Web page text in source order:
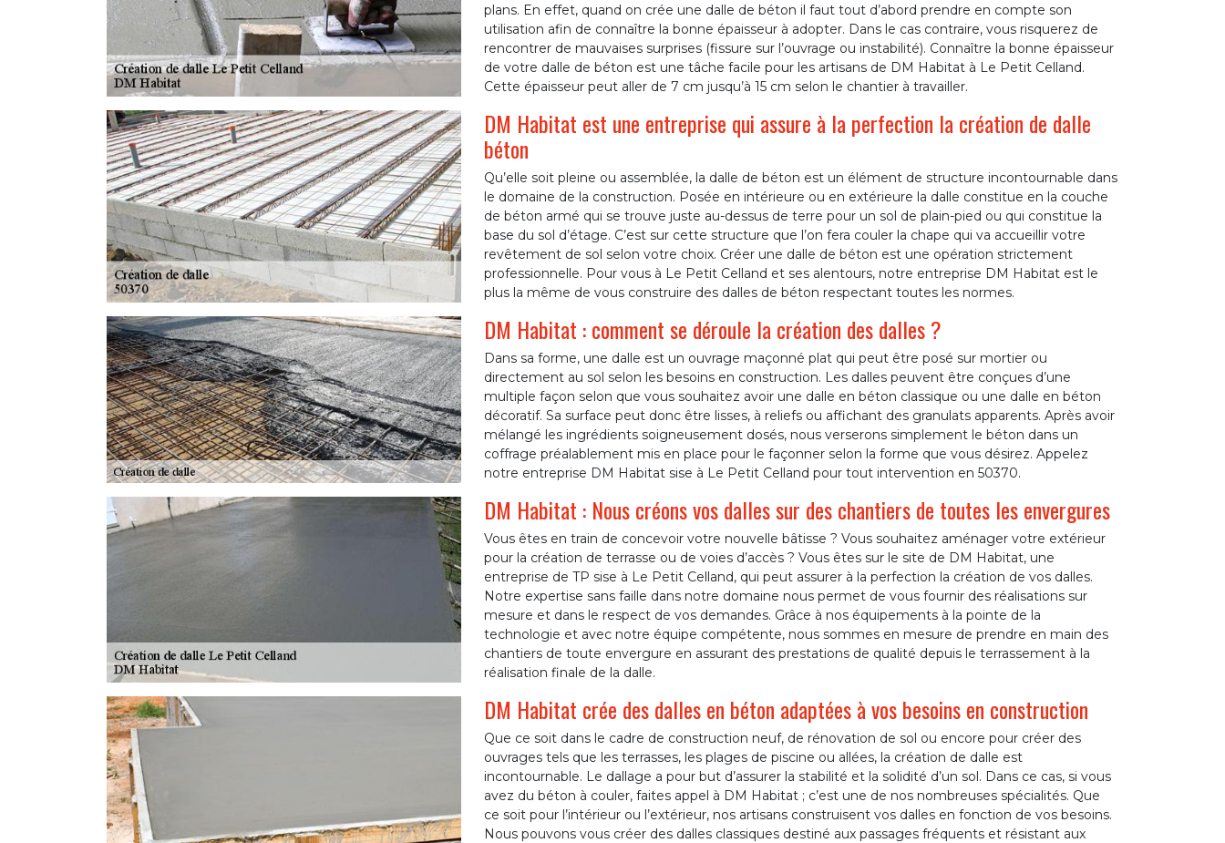
plans. En effet, quand on crée une dalle de béton il faut tout d’abord prendre en compte son
utilisation afin de connaître la bonne épaisseur à adopter. Dans le cas contraire, vous risquerez de
rencontrer de mauvaises surprises (fissure sur l’ouvrage ou instabilité). Connaître la bonne épaisseur
de votre dalle de béton est une tâche facile pour les artisans de DM Habitat à Le Petit Celland.
Cette épaisseur peut aller de 7 cm jusqu’à 15 cm selon le chantier à travailler.
DM Habitat est une entreprise qui assure à la perfection la création de dalle
béton
Qu’elle soit pleine ou assemblée, la dalle de béton est un élément de structure incontournable dans
le domaine de la construction. Posée en intérieure ou en extérieure la dalle constitue en la couche
de béton armé qui se trouve juste au-dessus de terre pour un sol de plain-pied ou qui constitue la
base du sol d’étage. C’est sur cette structure que l’on fera couler la chape qui va accueillir votre
revêtement de sol selon votre choix. Créer une dalle de béton est une opération strictement
professionnelle. Pour vous à Le Petit Celland et ses alentours, notre entreprise DM Habitat est le
plus la même de vous construire des dalles de béton respectant toutes les normes.
DM Habitat : comment se déroule la création des dalles ?
Dans sa forme, une dalle est un ouvrage maçonné plat qui peut être posé sur mortier ou
directement au sol selon les besoins en construction. Les dalles peuvent être conçues d’une
multiple façon selon que vous souhaitez avoir une dalle en béton classique ou une dalle en béton
décoratif. Sa surface peut donc être lisses, à reliefs ou affichant des granulats apparents. Après avoir
mélangé les ingrédients soigneusement dosés, nous verserons simplement le béton dans un
coffrage préalablement mis en place pour le façonner selon la forme que vous désirez. Appelez
notre entreprise DM Habitat sise à Le Petit Celland pour tout intervention en 50370.
DM Habitat : Nous créons vos dalles sur des chantiers de toutes les envergures
Vous êtes en train de concevoir votre nouvelle bâtisse ? Vous souhaitez aménager votre extérieur
pour la création de terrasse ou de voies d’accès ? Vous êtes sur le site de DM Habitat, une
entreprise de TP sise à Le Petit Celland, qui peut assurer à la perfection la création de vos dalles.
Notre expertise sans faille dans notre domaine nous permet de vous fournir des réalisations sur
mesure et dans le respect de vos demandes. Grâce à nos équipements à la pointe de la
technologie et avec notre équipe compétente, nous sommes en mesure de prendre en main des
chantiers de toute envergure en assurant des prestations de qualité depuis le terrassement à la
réalisation finale de la dalle.
DM Habitat crée des dalles en béton adaptées à vos besoins en construction
Que ce soit dans le cadre de construction neuf, de rénovation de sol ou encore pour créer des
ouvrages tels que les terrasses, les plages de piscine ou allées, la création de dalle est
incontournable. Le dallage a pour but d’assurer la stabilité et la solidité d’un sol. Dans ce cas, si vous
avez du béton à couler, faites appel à DM Habitat ; c’est une de nos nombreuses spécialités. Que
ce soit pour l’intérieur ou l’extérieur, nos artisans construisent vos dalles en fonction de vos besoins.
Nous pouvons vous créer des dalles classiques destiné aux passages fréquents et résistant aux